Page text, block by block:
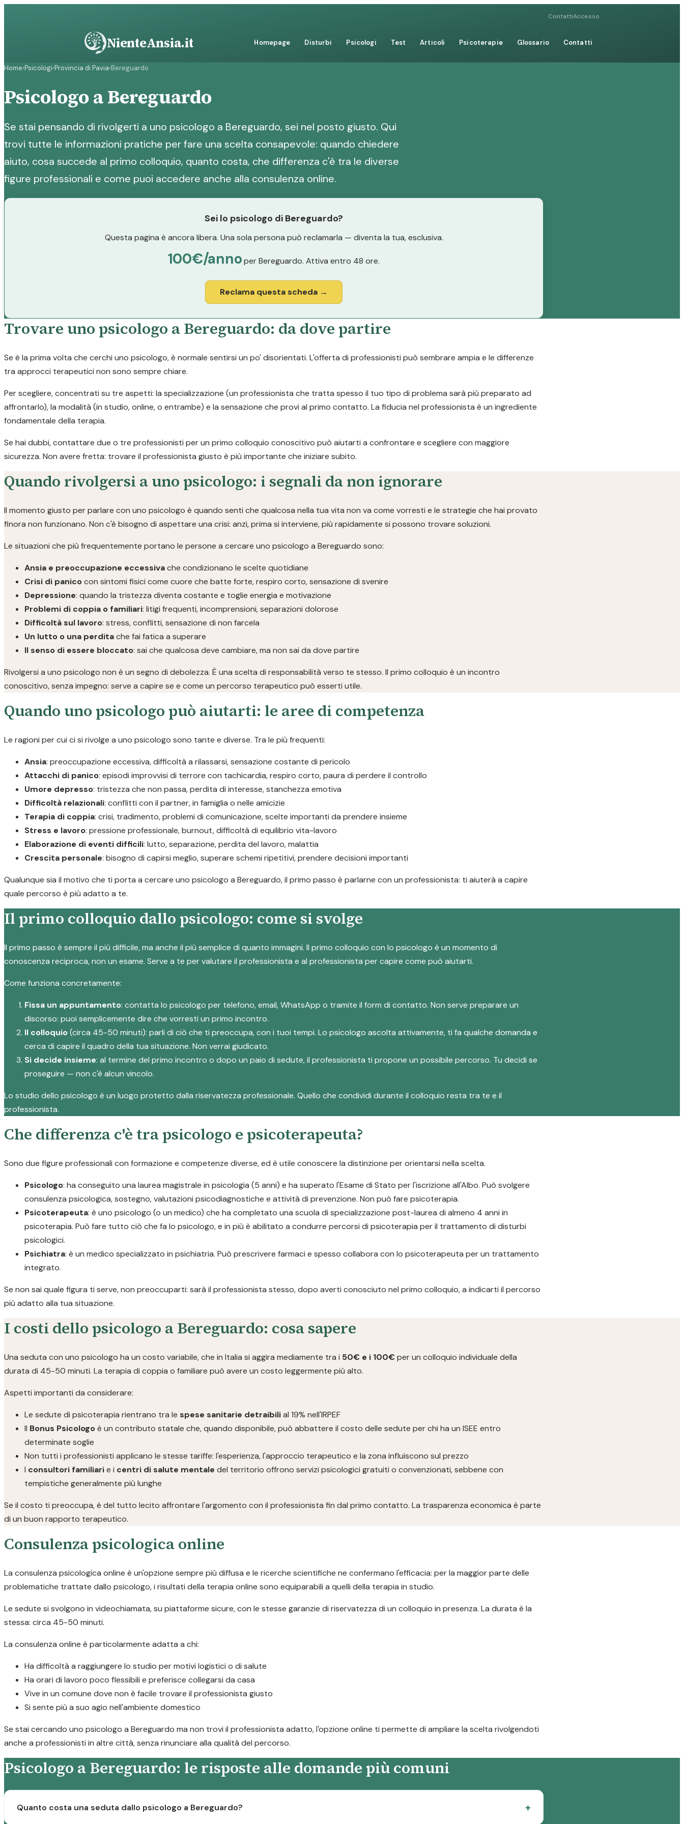
ContattiAccesso
NienteAnsia.it Homepage Disturbi Psicologi Test Articoli Psicoterapie Glossario Contatti
Home›Psicologi›Provincia di Pavia›Bereguardo
Psicologo a Bereguardo
Se stai pensando di rivolgerti a uno psicologo a Bereguardo, sei nel posto giusto. Qui
trovi tutte le informazioni pratiche per fare una scelta consapevole: quando chiedere
aiuto, cosa succede al primo colloquio, quanto costa, che differenza c'è tra le diverse
figure professionali e come puoi accedere anche alla consulenza online.
Sei lo psicologo di Bereguardo?
Questa pagina è ancora libera. Una sola persona può reclamarla — diventa la tua, esclusiva.
100€/annoper Bereguardo. Attiva entro 48 ore.
Reclama questa scheda →
Trovare uno psicologo a Bereguardo: da dove partire
Se è la prima volta che cerchi uno psicologo, è normale sentirsi un po' disorientati. L'offerta di professionisti può sembrare ampia e le differenze
tra approcci terapeutici non sono sempre chiare.
Per scegliere, concentrati su tre aspetti: la specializzazione (un professionista che tratta spesso il tuo tipo di problema sarà più preparato ad
affrontarlo), la modalità (in studio, online, o entrambe) e la sensazione che provi al primo contatto. La fiducia nel professionista è un ingrediente
fondamentale della terapia.
Se hai dubbi, contattare due o tre professionisti per un primo colloquio conoscitivo può aiutarti a confrontare e scegliere con maggiore
sicurezza. Non avere fretta: trovare il professionista giusto è più importante che iniziare subito.
Quando rivolgersi a uno psicologo: i segnali da non ignorare
Il momento giusto per parlare con uno psicologo è quando senti che qualcosa nella tua vita non va come vorresti e le strategie che hai provato
finora non funzionano. Non c'è bisogno di aspettare una crisi: anzi, prima si interviene, più rapidamente si possono trovare soluzioni.
Le situazioni che più frequentemente portano le persone a cercare uno psicologo a Bereguardo sono:
Ansia e preoccupazione eccessivache condizionano le scelte quotidiane
Crisi di panicocon sintomi fisici come cuore che batte forte, respiro corto, sensazione di svenire
Depressione: quando la tristezza diventa costante e toglie energia e motivazione
Problemi di coppia o familiari: litigi frequenti, incomprensioni, separazioni dolorose
Difficoltà sul lavoro: stress, conflitti, sensazione di non farcela
Un lutto o una perditache fai fatica a superare
Il senso di essere bloccato: sai che qualcosa deve cambiare, ma non sai da dove partire
Rivolgersi a uno psicologo non è un segno di debolezza. È una scelta di responsabilità verso te stesso. Il primo colloquio è un incontro
conoscitivo, senza impegno: serve a capire se e come un percorso terapeutico può esserti utile.
Quando uno psicologo può aiutarti: le aree di competenza
Le ragioni per cui ci si rivolge a uno psicologo sono tante e diverse. Tra le più frequenti:
Ansia: preoccupazione eccessiva, difficoltà a rilassarsi, sensazione costante di pericolo
Attacchi di panico: episodi improvvisi di terrore con tachicardia, respiro corto, paura di perdere il controllo
Umore depresso: tristezza che non passa, perdita di interesse, stanchezza emotiva
Difficoltà relazionali: conflitti con il partner, in famiglia o nelle amicizie
Terapia di coppia: crisi, tradimento, problemi di comunicazione, scelte importanti da prendere insieme
Stress e lavoro: pressione professionale, burnout, difficoltà di equilibrio vita-lavoro
Elaborazione di eventi difficili: lutto, separazione, perdita del lavoro, malattia
Crescita personale: bisogno di capirsi meglio, superare schemi ripetitivi, prendere decisioni importanti
Qualunque sia il motivo che ti porta a cercare uno psicologo a Bereguardo, il primo passo è parlarne con un professionista: ti aiuterà a capire
quale percorso è più adatto a te.
Il primo colloquio dallo psicologo: come si svolge
Il primo passo è sempre il più difficile, ma anche il più semplice di quanto immagini. Il primo colloquio con lo psicologo è un momento di
conoscenza reciproca, non un esame. Serve a te per valutare il professionista e al professionista per capire come può aiutarti.
Come funziona concretamente:
Fissa un appuntamento: contatta lo psicologo per telefono, email, WhatsApp o tramite il form di contatto. Non serve preparare un
discorso: puoi semplicemente dire che vorresti un primo incontro.
Il colloquio(circa 45-50 minuti): parli di ciò che ti preoccupa, con i tuoi tempi. Lo psicologo ascolta attivamente, ti fa qualche domanda e
cerca di capire il quadro della tua situazione. Non verrai giudicato.
Si decide insieme: al termine del primo incontro o dopo un paio di sedute, il professionista ti propone un possibile percorso. Tu decidi se
proseguire — non c'è alcun vincolo.
Lo studio dello psicologo è un luogo protetto dalla riservatezza professionale. Quello che condividi durante il colloquio resta tra te e il
professionista.
Che differenza c'è tra psicologo e psicoterapeuta?
Sono due figure professionali con formazione e competenze diverse, ed è utile conoscere la distinzione per orientarsi nella scelta.
Psicologo: ha conseguito una laurea magistrale in psicologia (5 anni) e ha superato l'Esame di Stato per l'iscrizione all'Albo. Può svolgere
consulenza psicologica, sostegno, valutazioni psicodiagnostiche e attività di prevenzione. Non può fare psicoterapia.
Psicoterapeuta: è uno psicologo (o un medico) che ha completato una scuola di specializzazione post-laurea di almeno 4 anni in
psicoterapia. Può fare tutto ciò che fa lo psicologo, e in più è abilitato a condurre percorsi di psicoterapia per il trattamento di disturbi
psicologici.
Psichiatra: è un medico specializzato in psichiatria. Può prescrivere farmaci e spesso collabora con lo psicoterapeuta per un trattamento
integrato.
Se non sai quale figura ti serve, non preoccuparti: sarà il professionista stesso, dopo averti conosciuto nel primo colloquio, a indicarti il percorso
più adatto alla tua situazione.
I costi dello psicologo a Bereguardo: cosa sapere
Una seduta con uno psicologo ha un costo variabile, che in Italia si aggira mediamente tra i 50€ e i 100€ per un colloquio individuale della
durata di 45-50 minuti. La terapia di coppia o familiare può avere un costo leggermente più alto.
Aspetti importanti da considerare:
Le sedute di psicoterapia rientrano tra le spese sanitarie detraibilial 19% nell'IRPEF
Il Bonus Psicologoè un contributo statale che, quando disponibile, può abbattere il costo delle sedute per chi ha un ISEE entro
determinate soglie
Non tutti i professionisti applicano le stesse tariffe: l'esperienza, l'approccio terapeutico e la zona influiscono sul prezzo
I consultori familiarie i centri di salute mentale del territorio offrono servizi psicologici gratuiti o convenzionati, sebbene con
tempistiche generalmente più lunghe
Se il costo ti preoccupa, è del tutto lecito affrontare l'argomento con il professionista fin dal primo contatto. La trasparenza economica è parte
di un buon rapporto terapeutico.
Consulenza psicologica online
La consulenza psicologica online è un'opzione sempre più diffusa e le ricerche scientifiche ne confermano l'efficacia: per la maggior parte delle
problematiche trattate dallo psicologo, i risultati della terapia online sono equiparabili a quelli della terapia in studio.
Le sedute si svolgono in videochiamata, su piattaforme sicure, con le stesse garanzie di riservatezza di un colloquio in presenza. La durata è la
stessa: circa 45-50 minuti.
La consulenza online è particolarmente adatta a chi:
Ha difficoltà a raggiungere lo studio per motivi logistici o di salute
Ha orari di lavoro poco flessibili e preferisce collegarsi da casa
Vive in un comune dove non è facile trovare il professionista giusto
Si sente più a suo agio nell'ambiente domestico
Se stai cercando uno psicologo a Bereguardo ma non trovi il professionista adatto, l'opzione online ti permette di ampliare la scelta rivolgendoti
anche a professionisti in altre città, senza rinunciare alla qualità del percorso.
Psicologo a Bereguardo: le risposte alle domande più comuni
Quanto costa una seduta dallo psicologo a Bereguardo?